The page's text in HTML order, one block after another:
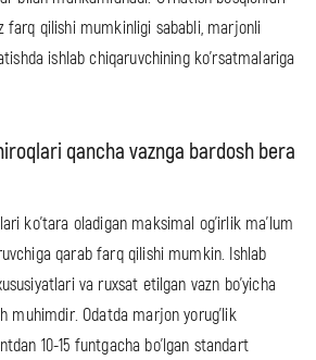
farq qilishi mumkinligi sababli, marjonli
ishlab chiqaruvchining ko'rsatmalariga
qancha vaznga bardosh bera
ko'tara oladigan maksimal og'irlik ma'lum
qarab farq qilishi mumkin. Ishlab
va ruxsat etilgan vazn bo'yicha
muhimdir. Odatda marjon yorug'lik
10-15 funtgacha bo'lgan standart